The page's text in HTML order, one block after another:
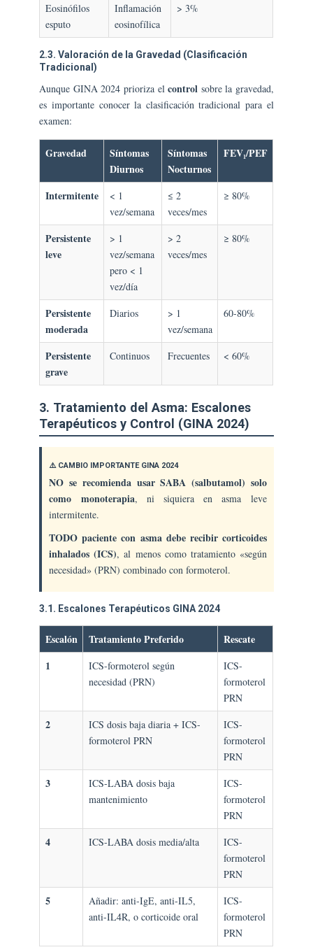
Eosinófilos
esputo
Inflamación
eosinofílica
> 3%
2.3. Valoración de la Gravedad (Clasificación
Tradicional)
Aunque GINA 2024 prioriza elcontrol sobre la gravedad,
es importante conocer la clasificación tradicional para el
examen:
Gravedad
Síntomas
Diurnos
Síntomas
Nocturnos
FEV₁/PEF
Intermitente
< 1
vez/semana
≤ 2
veces/mes
≥ 80%
Persistente
leve
> 1
vez/semana
pero < 1
vez/día
> 2
veces/mes
≥ 80%
Persistente
moderada
Diarios
> 1
vez/semana
60-80%
Persistente
grave
Continuos Frecuentes < 60%
3. Tratamiento del Asma: Escalones
Terapéuticos y Control (GINA 2024)
⚠️ CAMBIO IMPORTANTE GINA 2024
NO se recomienda usar SABA (salbutamol) solo
como monoterapia, ni siquiera en asma leve
intermitente.
TODO paciente con asma debe recibir corticoides
inhalados (ICS), al menos como tratamiento «según
necesidad» (PRN) combinado con formoterol.
3.1. Escalones Terapéuticos GINA 2024
Escalón Tratamiento Preferido
Rescate
1
ICS-formoterol según
necesidad (PRN)
ICS-
formoterol
PRN
2
ICS dosis baja diaria + ICS-
formoterol PRN
ICS-
formoterol
PRN
3
ICS-LABA dosis baja
mantenimiento
ICS-
formoterol
PRN
4 ICS-LABA dosis media/alta
ICS-
formoterol
PRN
5
Añadir: anti-IgE, anti-IL5,
anti-IL4R, o corticoide oral
ICS-
formoterol
PRN